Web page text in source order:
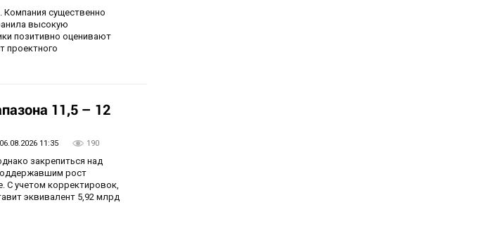
существенно
высокую
позитивно оценивают
проектного
11,5 – 12
06.08.2026 11:35 190
закрепиться над
рост
С учетом корректировок,
эквивалент 5,92 млрд